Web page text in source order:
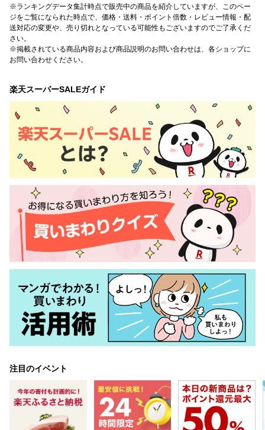
※ランキングデータ集計時点で販売中の商品を紹介していますが、このペー
ジをご覧になられた時点で、価格・送料・ポイント倍数・レビュー情報・配
送対応の変更や、売り切れとなっている可能性もございますのでご了承くだ
さい。
※掲載されている商品内容および商品説明のお問い合わせは、各ショップに
お問い合わせください。
楽天スーパーSALEガイド
注目のイベント